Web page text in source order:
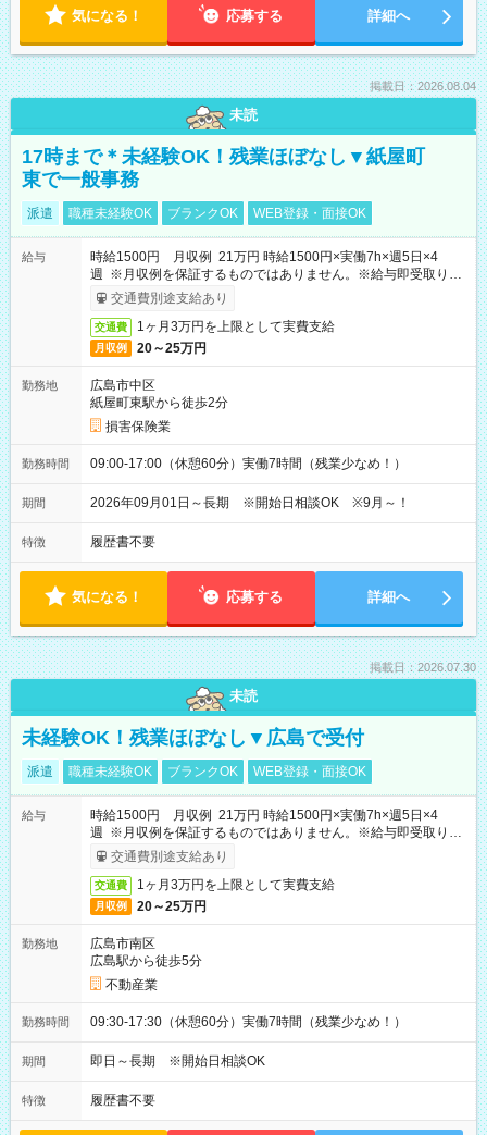
気になる！ 応募する 詳細へ
掲載日：2026.08.04
未読
17時まで＊未経験OK！残業ほぼなし▼紙屋町
東で一般事務
派遣 職種未経験OK ブランクOK WEB登録・面接OK
給与
時給1500円 月収例 21万円 時給1500円×実働7h×週5日×4
週 ※月収例を保証するものではありません。※給与即受取りサ
ービス利用可（利用条件有）
交通費別途支給あり
交通費 1ヶ月3万円を上限として実費支給
月収例 20～25万円
勤務地
広島市中区
紙屋町東駅から徒歩2分
損害保険業
勤務時間 09:00-17:00（休憩60分）実働7時間（残業少なめ！）
期間 2026年09月01日～長期 ※開始日相談OK ※9月～！
特徴 履歴書不要
気になる！ 応募する 詳細へ
掲載日：2026.07.30
未読
未経験OK！残業ほぼなし▼広島で受付
派遣 職種未経験OK ブランクOK WEB登録・面接OK
給与
時給1500円 月収例 21万円 時給1500円×実働7h×週5日×4
週 ※月収例を保証するものではありません。※給与即受取りサ
ービス利用可（利用条件有）
交通費別途支給あり
交通費 1ヶ月3万円を上限として実費支給
月収例 20～25万円
勤務地
広島市南区
広島駅から徒歩5分
不動産業
勤務時間 09:30-17:30（休憩60分）実働7時間（残業少なめ！）
期間 即日～長期 ※開始日相談OK
特徴 履歴書不要